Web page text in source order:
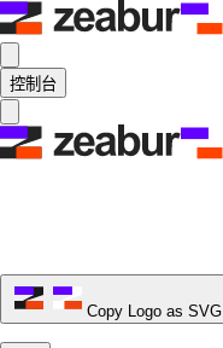
控制台
Copy Logo as SVG